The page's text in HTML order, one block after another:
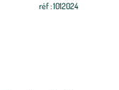
réf : 1012024